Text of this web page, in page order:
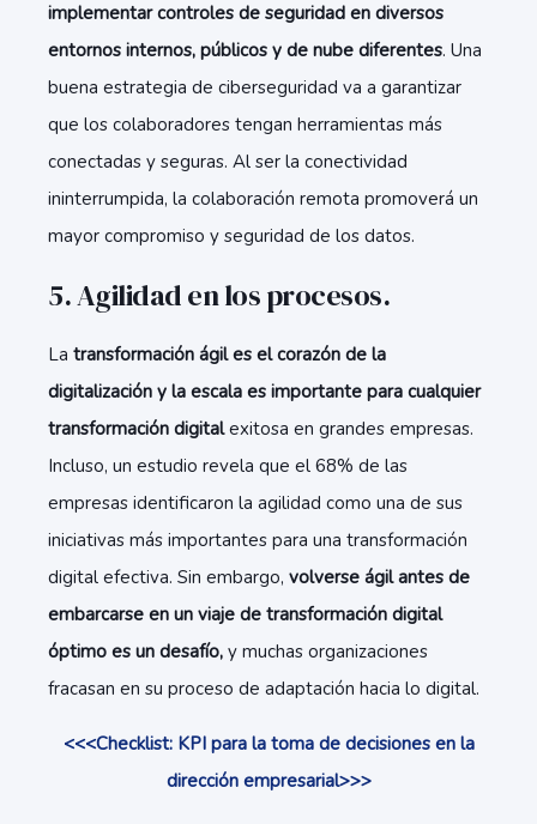
implementar controles de seguridad en diversos
entornos internos, públicos y de nube diferentes. Una
buena estrategia de ciberseguridad va a garantizar
que los colaboradores tengan herramientas más
conectadas y seguras. Al ser la conectividad
ininterrumpida, la colaboración remota promoverá un
mayor compromiso y seguridad de los datos.
5. Agilidad en los procesos.
La transformación ágil es el corazón de la
digitalización y la escala es importante para cualquier
transformación digitalexitosa en grandes empresas.
Incluso, un estudio revela que el 68% de las
empresas identificaron la agilidad como una de sus
iniciativas más importantes para una transformación
digital efectiva. Sin embargo, volverse ágil antes de
embarcarse en un viaje de transformación digital
óptimo es un desafío, y muchas organizaciones
fracasan en su proceso de adaptación hacia lo digital.
<<<Checklist: KPI para la toma de decisiones en la
dirección empresarial>>>